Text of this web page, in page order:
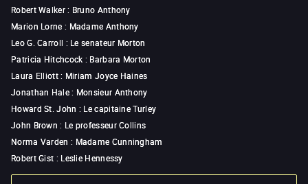
Robert Walker: Bruno Anthony
Marion Lorne : Madame Anthony
Leo G. Carroll : Le senateur Morton
Patricia Hitchcock : Barbara Morton
Laura Elliott: Miriam Joyce Haines
Jonathan Hale: Monsieur Anthony
Howard St. John : Le capitaine Turley
John Brown : Le professeur Collins
Norma Varden : Madame Cunningham
Robert Gist : Leslie Hennessy